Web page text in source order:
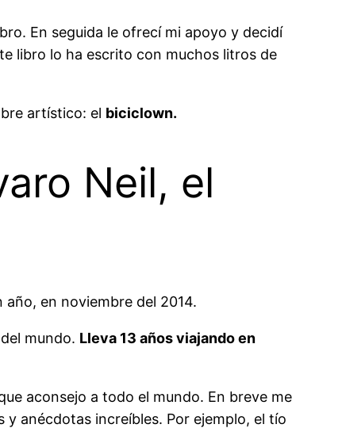
En seguida le ofrecí mi apoyo y decidí
libro lo ha escrito con muchos litros de
artístico: el biciclown.
Neil, el
en noviembre del 2014.
mundo. Lleva 13 años viajando en
aconsejo a todo el mundo. En breve me
anécdotas increíbles. Por ejemplo, el tío